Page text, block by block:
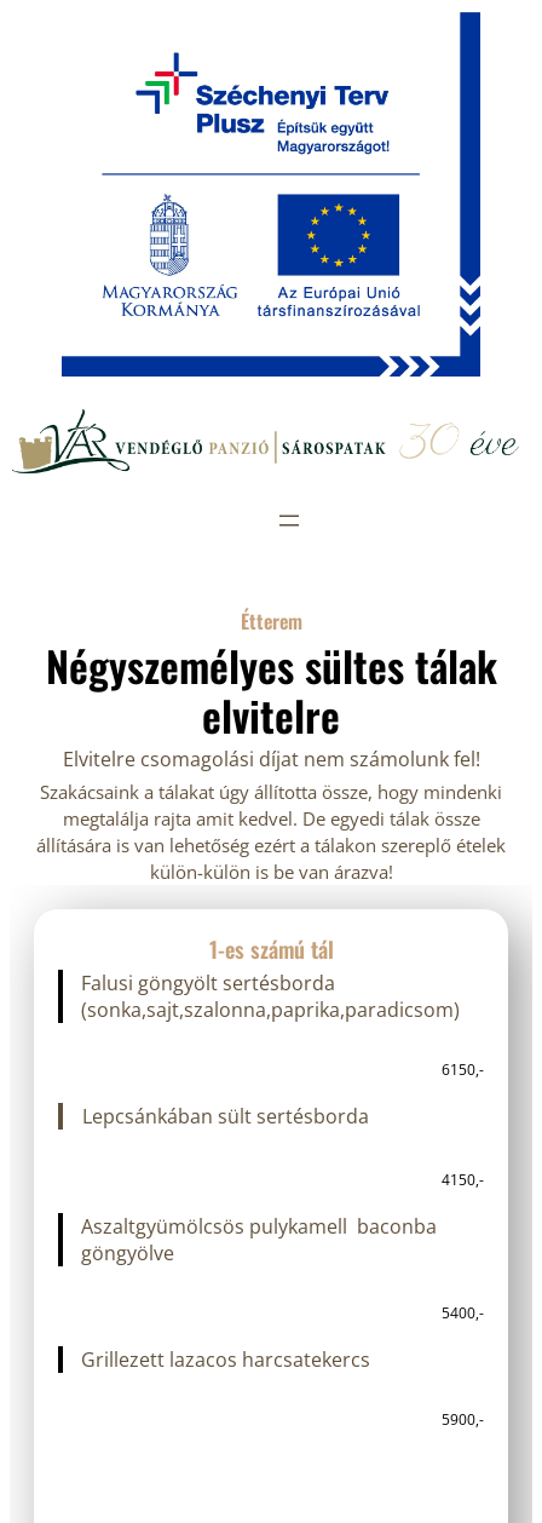
Étterem
Négyszemélyes sültes tálak
elvitelre
Elvitelre csomagolási díjat nem számolunk fel!
Szakácsaink a tálakat úgy állította össze, hogy mindenki
megtalálja rajta amit kedvel. De egyedi tálak össze
állítására is van lehetőség ezért a tálakon szereplő ételek
külön-külön is be van árazva!
1-es számú tál
Falusi göngyölt sertésborda
(sonka,sajt,szalonna,paprika,paradicsom)
6150,-
Lepcsánkában sült sertésborda
4150,-
Aszaltgyümölcsös pulykamell baconba
göngyölve
5400,-
Grillezett lazacos harcsatekercs
5900,-